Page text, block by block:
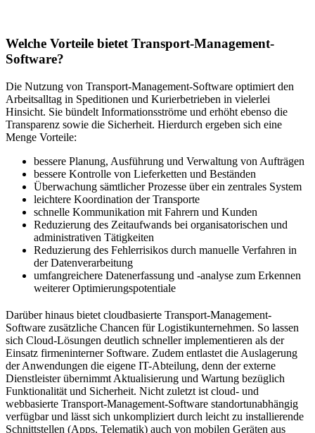
Welche Vorteile bietet Transport-Management-
Software?
Die Nutzung von Transport-Management-Software optimiert den
Arbeitsalltag in Speditionen und Kurierbetrieben in vielerlei
Hinsicht. Sie bündelt Informationsströme und erhöht ebenso die
Transparenz sowie die Sicherheit. Hierdurch ergeben sich eine
Menge Vorteile:
bessere Planung, Ausführung und Verwaltung von Aufträgen
bessere Kontrolle von Lieferketten und Beständen
Überwachung sämtlicher Prozesse über ein zentrales System
leichtere Koordination der Transporte
schnelle Kommunikation mit Fahrern und Kunden
Reduzierung des Zeitaufwands bei organisatorischen und
administrativen Tätigkeiten
Reduzierung des Fehlerrisikos durch manuelle Verfahren in
der Datenverarbeitung
umfangreichere Datenerfassung und -analyse zum Erkennen
weiterer Optimierungspotentiale
Darüber hinaus bietet cloudbasierte Transport-Management-
Software zusätzliche Chancen für Logistikunternehmen. So lassen
sich Cloud-Lösungen deutlich schneller implementieren als der
Einsatz firmeninterner Software. Zudem entlastet die Auslagerung
der Anwendungen die eigene IT-Abteilung, denn der externe
Dienstleister übernimmt Aktualisierung und Wartung bezüglich
Funktionalität und Sicherheit. Nicht zuletzt ist cloud- und
webbasierte Transport-Management-Software standortunabhängig
verfügbar und lässt sich unkompliziert durch leicht zu installierende
Schnittstellen (Apps, Telematik) auch von mobilen Geräten aus